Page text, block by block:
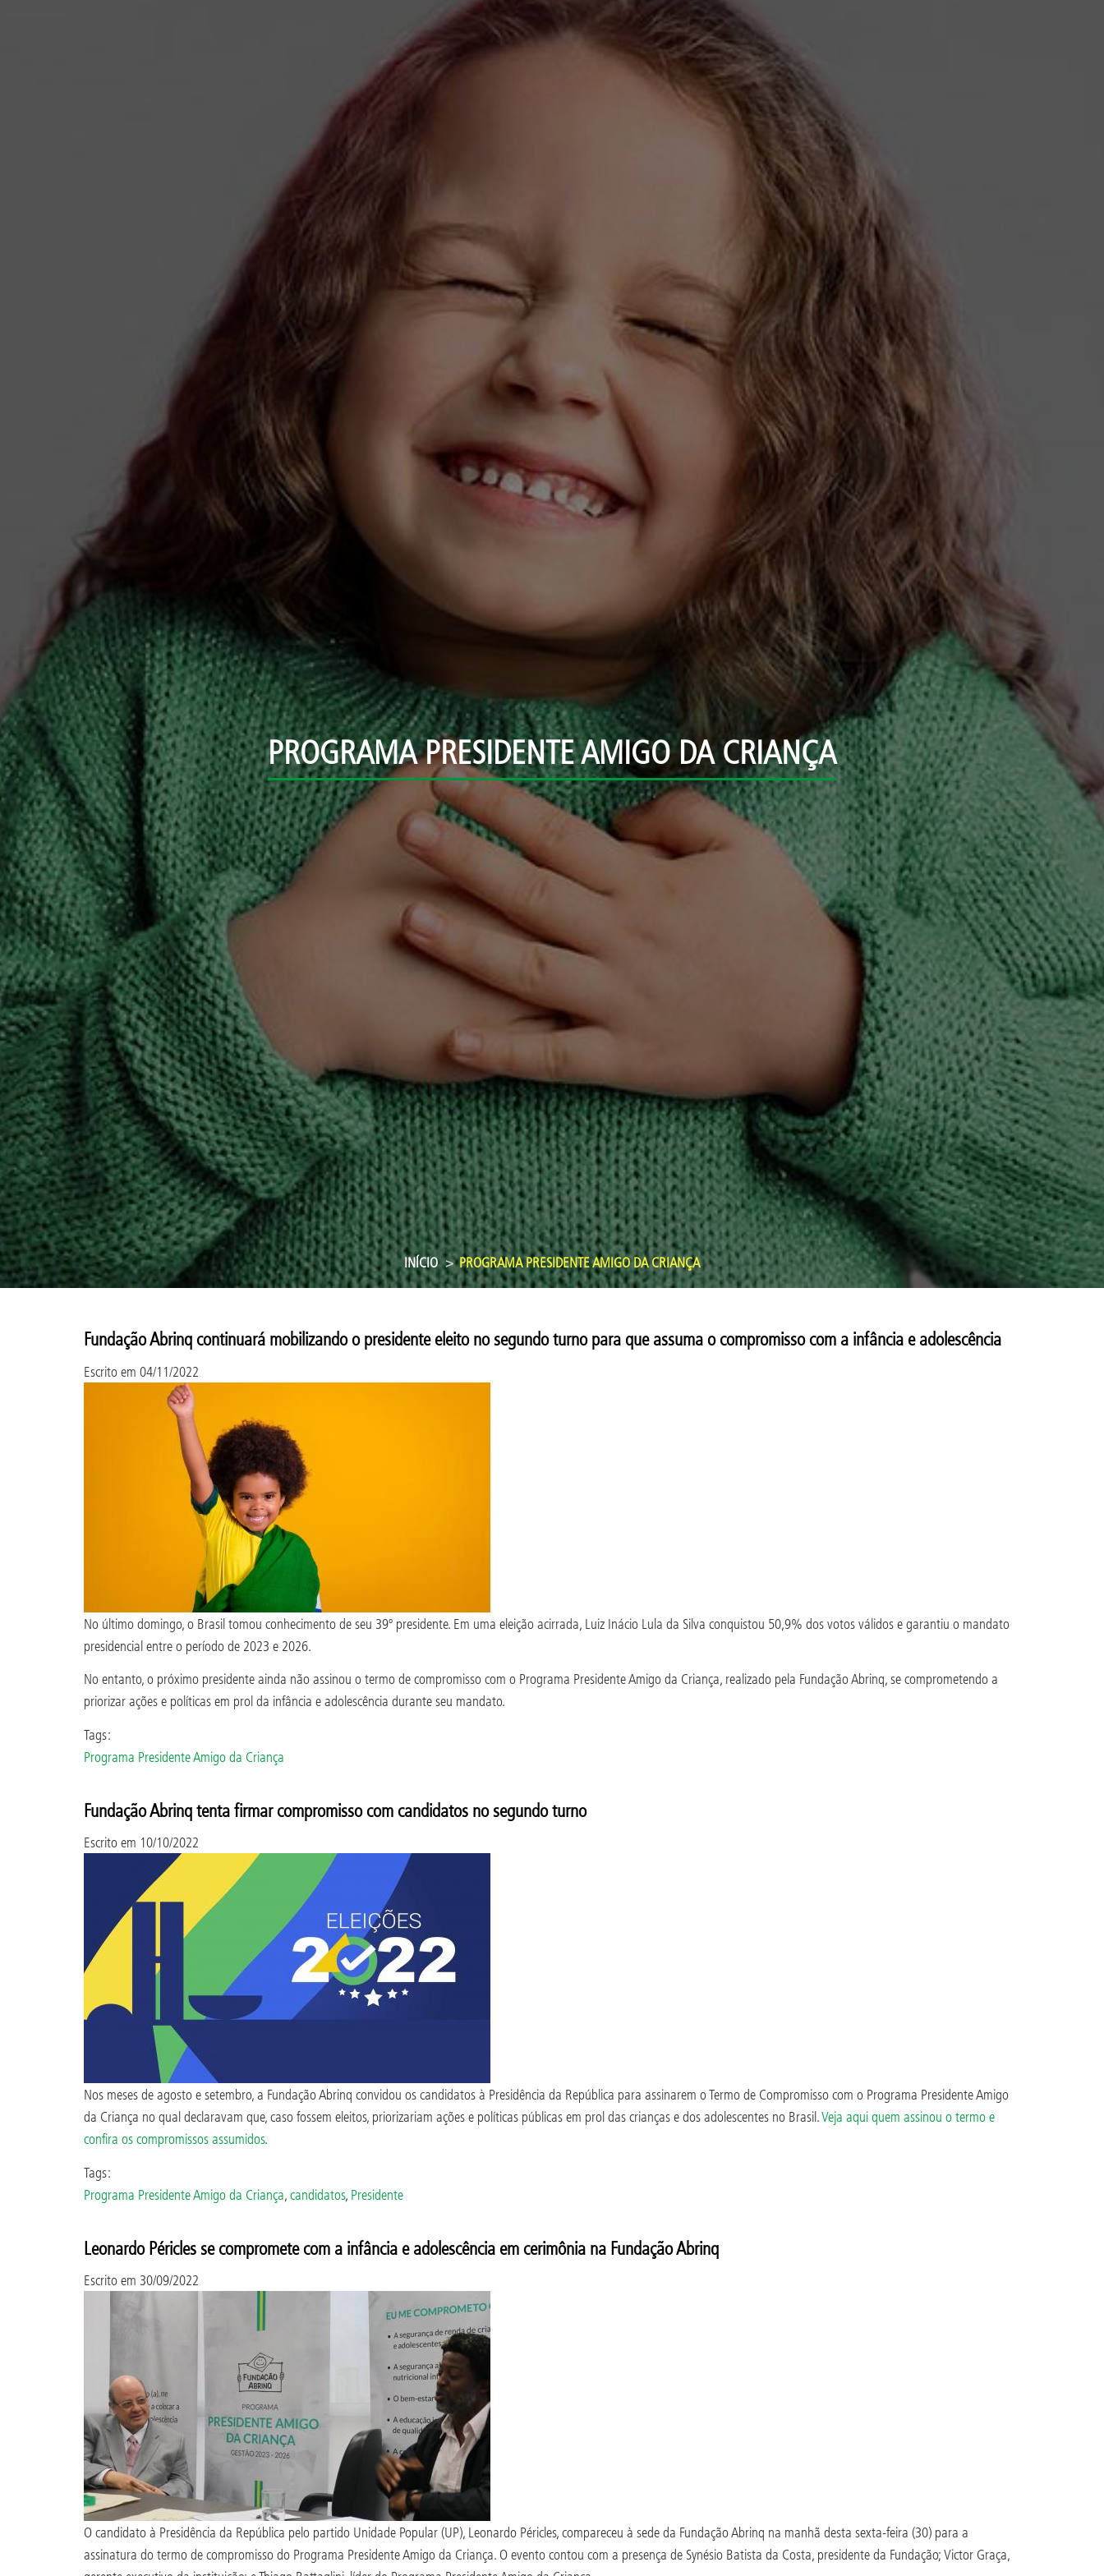
PROGRAMA PRESIDENTE AMIGO DA CRIANÇA
INÍCIO PROGRAMA PRESIDENTE AMIGO DA CRIANÇA
Fundação Abrinq continuará mobilizando o presidente eleito no segundo turno para que assuma o compromisso com a infância e adolescência
Escrito em 04/11/2022
No último domingo, o Brasil tomou conhecimento de seu 39º presidente. Em uma eleição acirrada, Luiz Inácio Lula da Silva conquistou 50,9% dos votos válidos e garantiu o mandato
presidencial entre o período de 2023 e 2026.
No entanto, o próximo presidente ainda não assinou o termo de compromisso com o Programa Presidente Amigo da Criança, realizado pela Fundação Abrinq, se comprometendo a
priorizar ações e políticas em prol da infância e adolescência durante seu mandato.
Tags:
Programa Presidente Amigo da Criança
Fundação Abrinq tenta firmar compromisso com candidatos no segundo turno
Escrito em 10/10/2022
Nos meses de agosto e setembro, a Fundação Abrinq convidou os candidatos à Presidência da República para assinarem o Termo de Compromisso com o Programa Presidente Amigo
da Criança no qual declaravam que, caso fossem eleitos, priorizariam ações e políticas públicas em prol das crianças e dos adolescentes no Brasil.Veja aqui quem assinou o termo e
confira os compromissos assumidos.
Tags:
Programa Presidente Amigo da Criança,candidatos, Presidente
Leonardo Péricles se compromete com a infância e adolescência em cerimônia na Fundação Abrinq
Escrito em 30/09/2022
O candidato à Presidência da República pelo partido Unidade Popular (UP), Leonardo Péricles, compareceu à sede da Fundação Abrinq na manhã desta sexta-feira (30) para a
assinatura do termo de compromisso do Programa Presidente Amigo da Criança. O evento contou com a presença de Synésio Batista da Costa, presidente da Fundação; Victor Graça,